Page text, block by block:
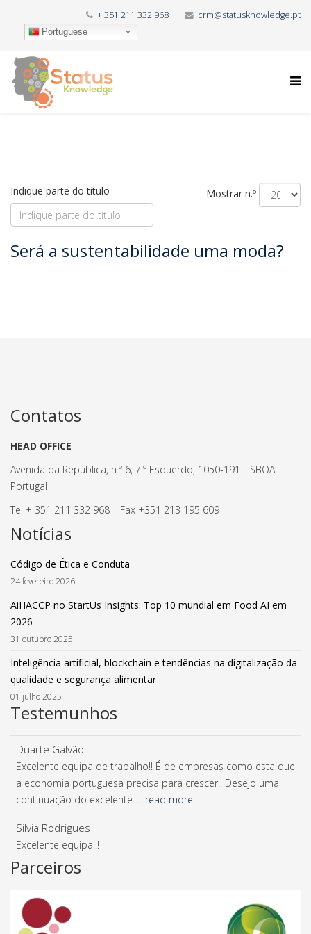
+ 351 211 332 968 crm@statusknowledge.pt
Portuguese
Indique parte do título Mostrar n.º
Será a sustentabilidade uma moda?
Contatos
HEAD OFFICE
Avenida da República, n.º 6, 7.º Esquerdo, 1050-191 LISBOA |
Portugal
Tel + 351 211 332 968 | Fax +351 213 195 609
Notícias
Código de Ética e Conduta
24 fevereiro 2026
AiHACCP no StartUs Insights: Top 10 mundial em Food AI em
2026
31 outubro 2025
Inteligência artificial, blockchain e tendências na digitalização da
qualidade e segurança alimentar
01 julho 2025
Testemunhos
Duarte Galvão
Excelente equipa de trabalho!! É de empresas como esta que
a economia portuguesa precisa para crescer!! Desejo uma
continuação do excelente … read more
Silvia Rodrigues
Excelente equipa!!!
Parceiros